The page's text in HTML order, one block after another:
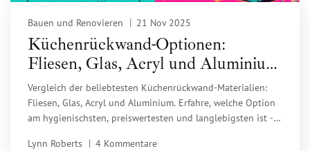
Bauen und Renovieren 21 Nov 2025
Küchenrückwand-Optionen:
Fliesen, Glas, Acryl und Aluminium
im Praxis-Vergleich
Vergleich der beliebtesten Küchenrückwand-Materialien:
Fliesen, Glas, Acryl und Aluminium. Erfahre, welche Option
am hygienischsten, preiswertesten und langlebigsten ist -
Lynn Roberts
4 Kommentare